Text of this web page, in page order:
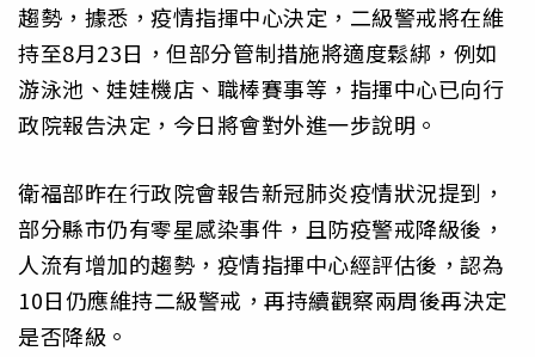
趨勢，據悉，疫情指揮中心決定，二級警戒將在維
持至8月23日，但部分管制措施將適度鬆綁，例如
游泳池、娃娃機店、職棒賽事等，指揮中心已向行
政院報告決定，今日將會對外進一步說明。
衛福部昨在行政院會報告新冠肺炎疫情狀況提到，
部分縣市仍有零星感染事件，且防疫警戒降級後，
人流有增加的趨勢，疫情指揮中心經評估後，認為
10日仍應維持二級警戒，再持續觀察兩周後再決定
是否降級。